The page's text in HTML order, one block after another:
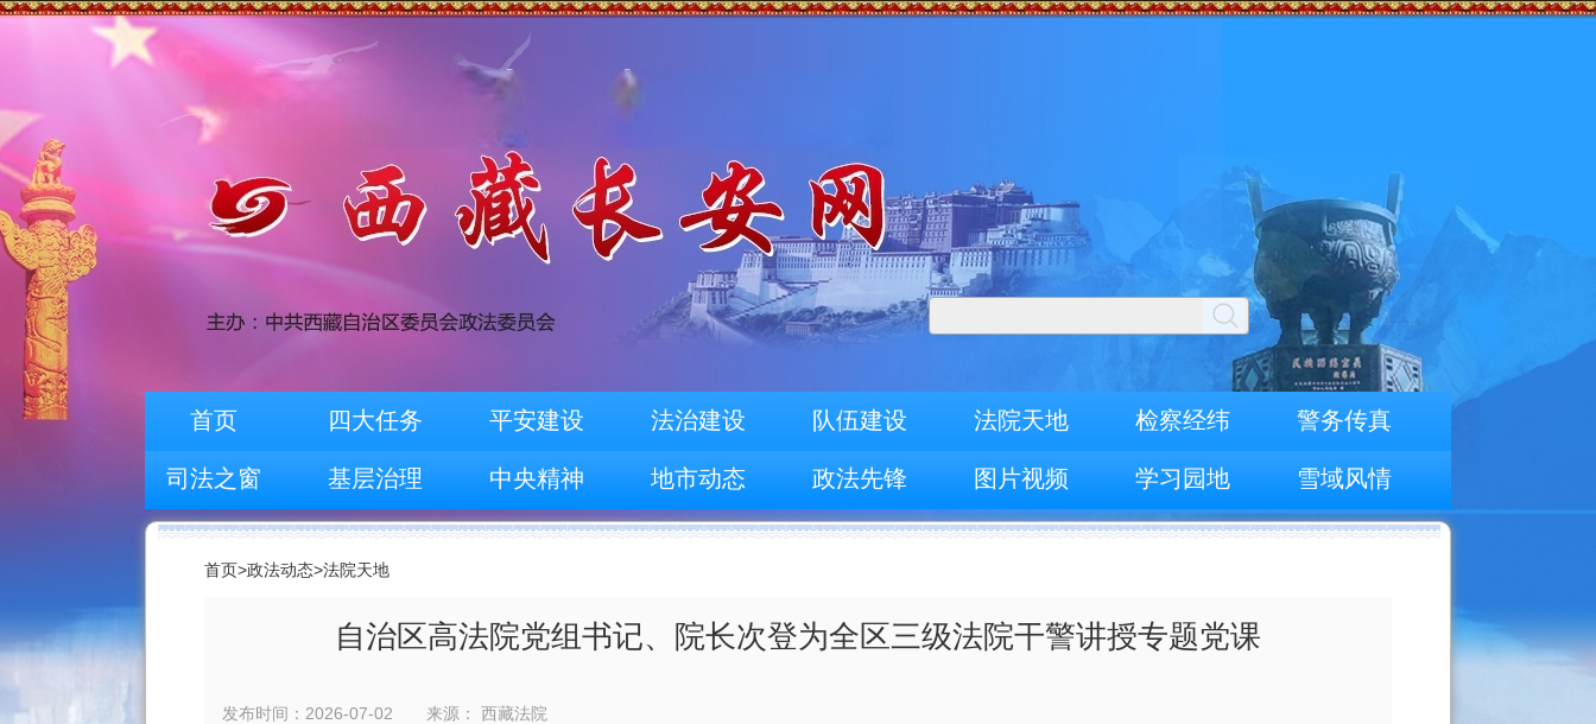
首页 四大任务 平安建设 法治建设 队伍建设 法院天地 检察经纬 警务传真
司法之窗 基层治理 中央精神 地市动态 政法先锋 图片视频 学习园地 雪域风情
首页>政法动态>法院天地
自治区高法院党组书记、院长次登为全区三级法院干警讲授专题党课
发布时间：2026-07-02 来源： 西藏法院